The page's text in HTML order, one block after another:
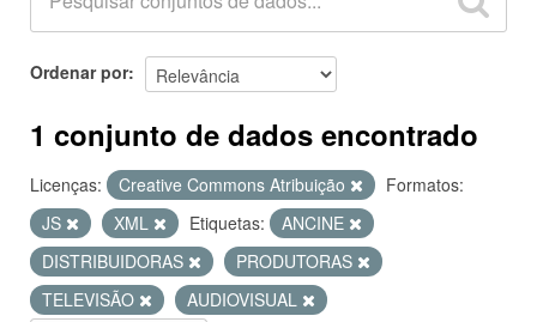
SOBRE
Ordenar por
1 conjunto de dados encontrado
Licenças: Creative Commons Atribuição
Formatos:
JS
XML Etiquetas:
ANCINE
DISTRIBUIDORAS
PRODUTORAS
TELEVISÃO
AUDIOVISUAL